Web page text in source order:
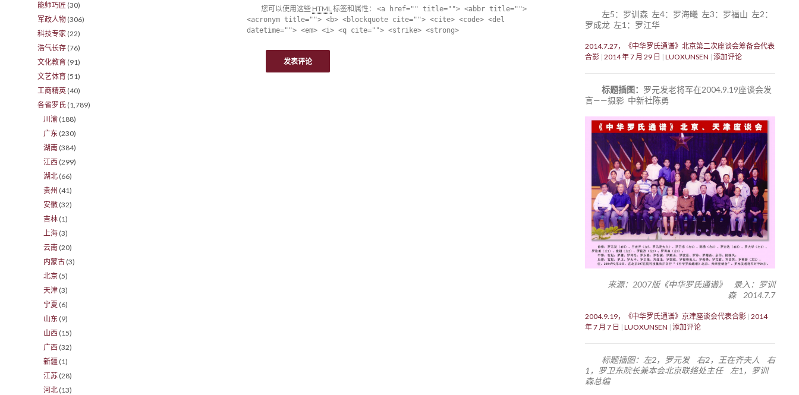
您可以使用这些 HTML标签和属性： <a href="" title=""> <abbr title="">
<acronym title=""> <b> <blockquote cite=""> <cite> <code> <del
datetime=""> <em> <i> <q cite=""> <strike> <strong>
左5：罗训森 左4：罗海曦 左3：罗福山 左2：
罗成龙 左1：罗江华
2014.7.27，《中华罗氏通谱》北京第二次座谈会筹备会代表
合影 2014 年 7 月 29 日 LUOXUNSEN 添加评论
标题插图： 罗元发老将军在2004.9.19座谈会发
言——摄影 中新社陈勇
来源：2007版《中华罗氏通谱》 录入：罗训
森 2014.7.7
2004.9.19，《中华罗氏通谱》京津座谈会代表合影 2014
年 7 月 7 日
LUOXUNSEN 添加评论
标题插图：左2，罗元发 右2，王在齐夫人 右
1，罗卫东院长兼本会北京联络处主任 左1，罗训
森总编
能师巧匠 (30)
军政人物 (306)
科技专家 (22)
浩气长存 (76)
文化教育 (91)
文艺体育 (51)
工商精英 (40)
各省罗氏 (1,789)
川渝 (188)
广东 (230)
湖南 (384)
江西 (299)
湖北 (66)
贵州 (41)
安徽 (32)
吉林 (1)
上海 (3)
云南 (20)
内蒙古 (3)
北京 (5)
天津 (3)
宁夏 (6)
山东 (9)
山西 (15)
广西 (32)
新疆 (1)
江苏 (28)
河北 (13)